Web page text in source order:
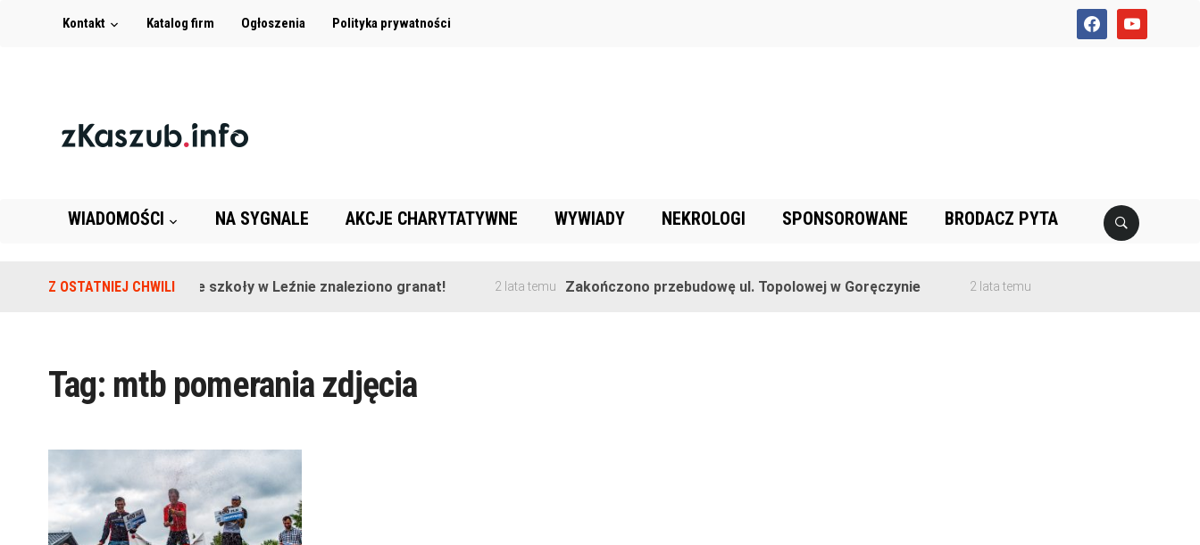
facebookyoutube
Kontakt Katalog firm Ogłoszenia Polityka prywatności
WIADOMOŚCI NA SYGNALE AKCJE CHARYTATYWNE WYWIADY NEKROLOGI SPONSOROWANE BRODACZ PYTA
Z OSTATNIEJ CHWILINa terenie szkoły w Leźnie znaleziono granat! 2 lata temu Zakończono przebudowę ul. Topolowej w Goręczynie 2 lata temu
Tag: mtb pomerania zdjęcia